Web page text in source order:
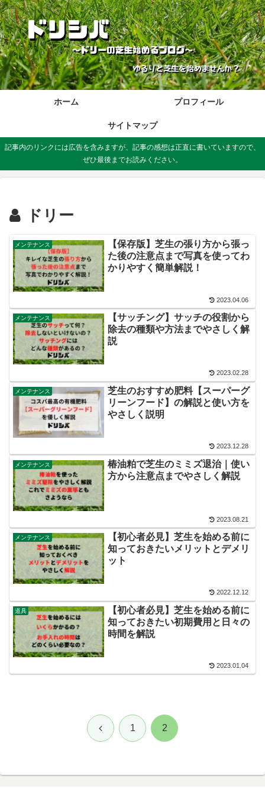
ホーム プロフィール
サイトマップ
記事内のリンクには広告を含みますが、記事の感想は正直に書いていますので、
ぜひ最後までお読みください。
ドリー
メンテナンス
【保存版】芝生の張り方から張っ
た後の注意点まで写真を使ってわ
かりやすく簡単解説！
2023.04.06
メンテナンス
【サッチング】サッチの役割から
除去の種類や方法までやさしく解
説
2023.02.28
メンテナンス
芝生のおすすめ肥料【スーパーグ
リーンフード】の解説と使い方を
やさしく説明
2023.12.28
メンテナンス
椿油粕で芝生のミミズ退治｜使い
方から注意点までやさしく解説
2023.08.21
メンテナンス
【初心者必見】芝生を始める前に
知っておきたいメリットとデメリ
ット
2022.12.12
道具
【初心者必見】芝生を始める前に
知っておきたい初期費用と日々の
時間を解説
2023.01.04
前 1 2